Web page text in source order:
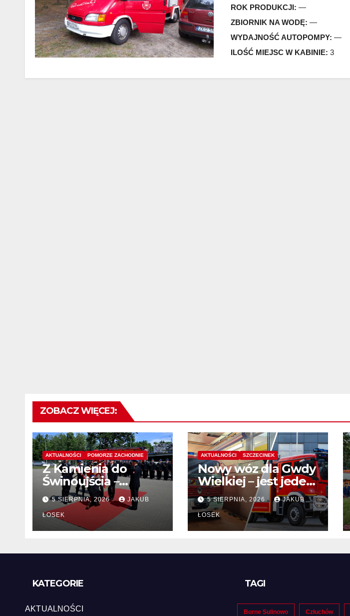
ROK PRODUKCJI:—
ZBIORNIK NA WODĘ: —
WYDAJNOŚĆ AUTOPOMPY: —
ILOŚĆ MIEJSC W KABINIE: 3
ZOBACZ WIĘCEJ:
AKTUALNOŚCI POMORZE ZACHODNIE
Z Kamienia do
Świnoujścia –
zmiany kadrowe na
stanowiskach
komendantów
5 SIERPNIA, 2026 JAKUB
ŁOSEK
AKTUALNOŚCI SZCZECINEK
Nowy wóz dla Gwdy
Wielkiej – jest jeden
chętny na dostawę
5 SIERPNIA, 2026 JAKUB
ŁOSEK
KATEGORIE
AKTUALNOŚCI
TAGI
Borne Sulinowo Człuchów